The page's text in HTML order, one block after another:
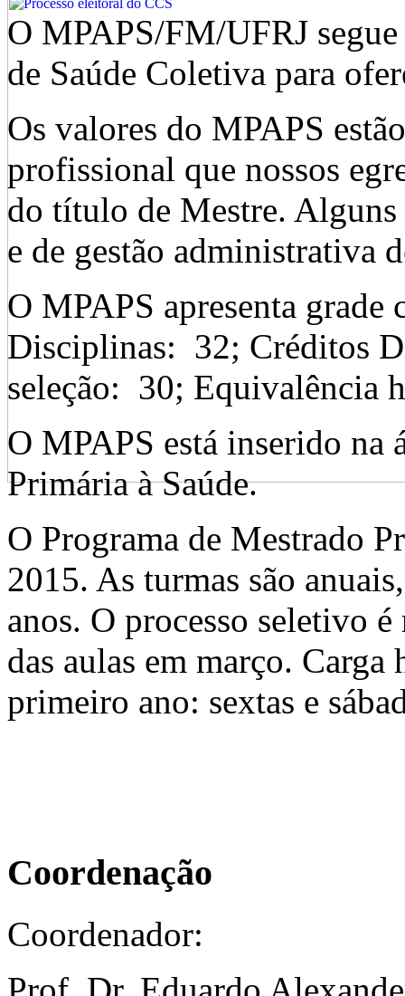
O MPAPS/FM/UFRJ
de Saúde Coletiva para
Os valores do MPAPS
profissional que nossos
do título de Mestre. Alguns
e de gestão administrativa
O MPAPS apresenta
Disciplinas: 32; Créditos
seleção: 30; Equivalência
O MPAPS está inserido na
Primária à Saúde.
O Programa de Mestrado
2015. As turmas são
anos. O processo seletivo
das aulas em março.
primeiro ano: sextas e
Coordenação
Coordenador: